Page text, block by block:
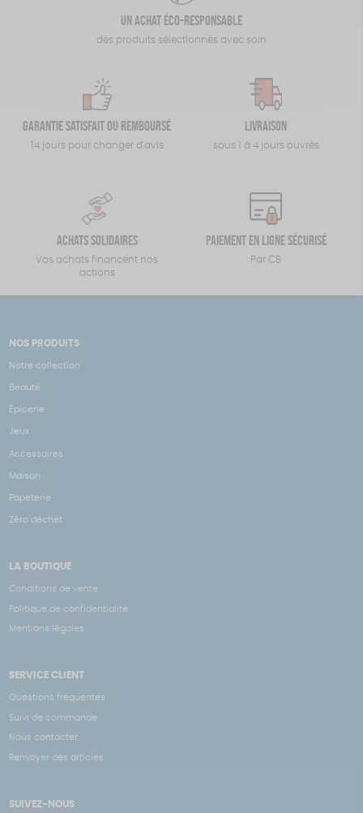
Un achat éco-responsable
des produits sélectionnés avec soin
Garantie satisfait ou remboursé
14 jours pour changer d'avis
Livraison
sous 1 à 4 jours ouvrés
Achats solidaires
Vos achats financent nos
actions
Paiement en ligne sécurisé
Par CB
NOS PRODUITS
Notre collection
Beauté
Épicerie
Jeux
Accessoires
Maison
Papeterie
Zéro déchet
LA BOUTIQUE
Conditions de vente
Politique de confidentialité
Mentions légales
SERVICE CLIENT
Questions fréquentes
Suivi de commande
Nous contacter
Renvoyer des articles
SUIVEZ-NOUS